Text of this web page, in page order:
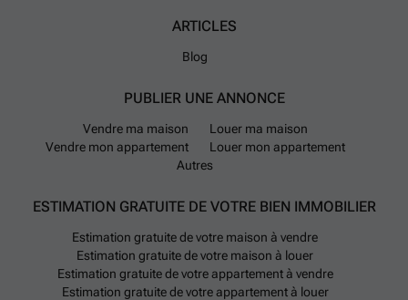
ARTICLES
Blog
PUBLIER UNE ANNONCE
Vendre ma maison
Louer ma maison
Vendre mon appartement
Louer mon appartement
Autres
ESTIMATION GRATUITE DE VOTRE BIEN IMMOBILIER
Estimation gratuite de votre maison à vendre
Estimation gratuite de votre maison à louer
Estimation gratuite de votre appartement à vendre
Estimation gratuite de votre appartement à louer